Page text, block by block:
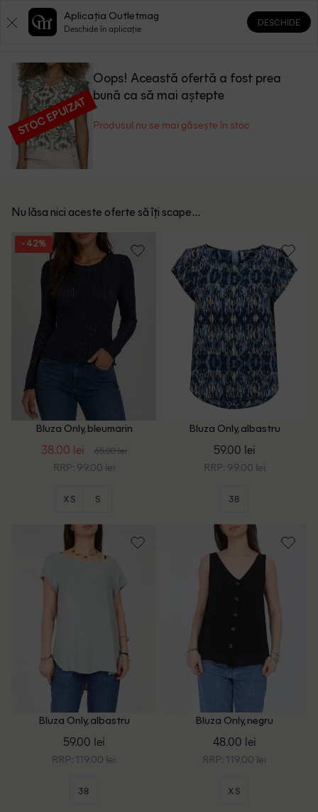
0 0
STOC EPUIZAT
Oops! Această ofertă a fost prea
bună ca să mai aștepte
Produsul nu se mai găsește în stoc
Nu lăsa nici aceste oferte să îți scape...
- 42%
Bluza Only, bleumarin
38.00 lei 65.00 lei
RRP: 99.00 lei
XS S
Bluza Only, albastru
59.00 lei
RRP: 99.00 lei
38
Bluza Only, albastru
59.00 lei
RRP: 119.00 lei
38
Bluza Only, negru
48.00 lei
RRP: 119.00 lei
XS
Aplicația Outletmag
Deschide în aplicație
DESCHIDE